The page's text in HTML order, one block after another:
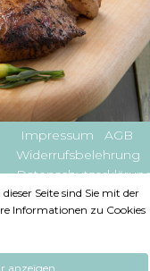
Impressum
AGB
Widerrufsbelehrung
Seite sind Sie mit der
Informationen zu Cookies
anzeigen